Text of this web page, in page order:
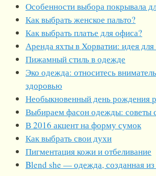
Особенности выбора покрывала
Как выбрать женское пальто?
Как выбрать платье для офиса?
Аренда яхты в Хорватии: идея для
Пижамный стиль в одежде
Эко одежда: относитесь
здоровью
Необыкновенный день рождения
Выбираем фасон одежды: советы
В 2016 акцент на форму сумок
Как выбрать свои духи
Пигментация кожи и отбеливание
Blend she — одежда, созданная из